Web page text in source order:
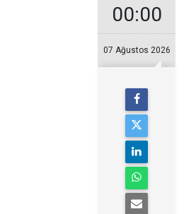
00:00
07 Ağustos 2026